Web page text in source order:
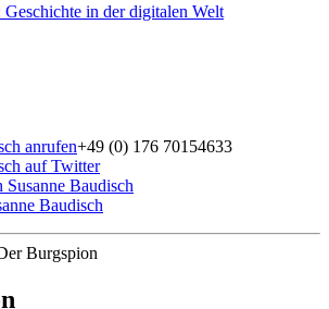
in der digitalen Welt
anrufen+49 (0) 176 70154633
auf Twitter
Baudisch
Baudisch
Burgspion